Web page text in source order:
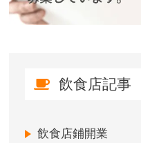
飲食店記事
飲食店鋪開業